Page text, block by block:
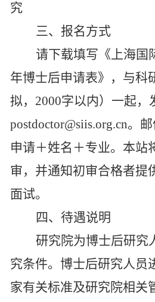
究
三、报名方式
请下载填写 《 上海
年博士后申请表》， 与科
拟， 2000字以内） 一起，
postdoctor@siis.org.cn。
申请＋姓名＋专业。本站
审，并通知初审合格者提
面试。
四、待遇说明
研究院为博士后研究
究条件。博士后研究人员
家有关标准及研究院相关